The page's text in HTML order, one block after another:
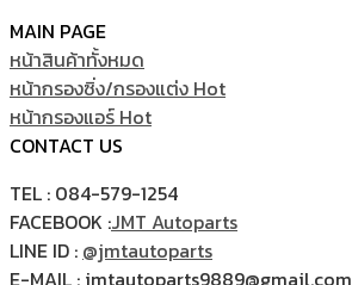
MAIN PAGE
หน้าสินค้าทั้งหมด
หน้ากรองซิ่ง/กรองแต่ง
หน้ากรองแอร์
CONTACT US
TEL : 084-579-1254
FACEBOOK :JMT Autoparts
LINE ID : @jmtautoparts